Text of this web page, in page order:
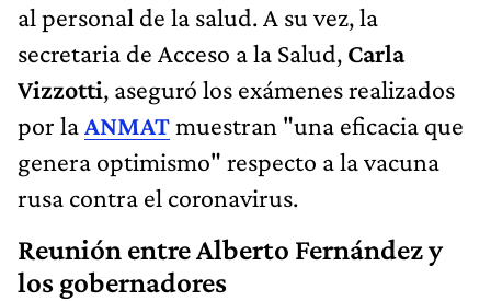
al personal de la salud. A su vez, la
secretaria de Acceso a la Salud, Carla
Vizzotti, aseguró los exámenes realizados
por laANMATmuestran "una eficacia que
genera optimismo" respecto a la vacuna
rusa contra el coronavirus.
Reunión entre Alberto Fernández y
los gobernadores